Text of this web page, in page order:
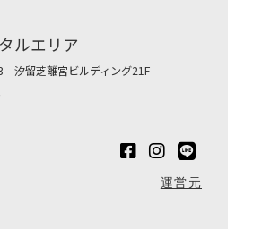
ルエリア
汐留芝離宮ビルディング21F
運営元